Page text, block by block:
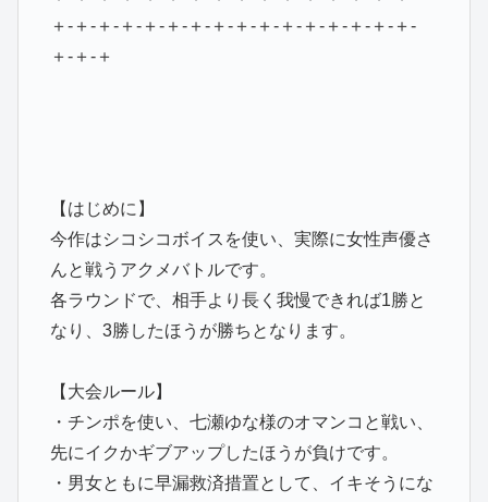
＋-＋-＋-＋-＋-＋-＋-＋-＋-＋-＋-＋-＋-＋-＋-＋-
＋-＋-＋
【はじめに】
今作はシコシコボイスを使い、実際に女性声優さ
んと戦うアクメバトルです。
各ラウンドで、相手より長く我慢できれば1勝と
なり、3勝したほうが勝ちとなります。
【大会ルール】
・チンポを使い、七瀬ゆな様のオマンコと戦い、
先にイクかギブアップしたほうが負けです。
・男女ともに早漏救済措置として、イキそうにな